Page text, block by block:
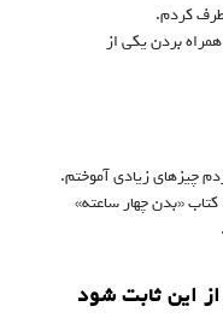
کردم.
بردن یکی از
چیزهای زیادی آموختم.
«بدن چهار ساعته»